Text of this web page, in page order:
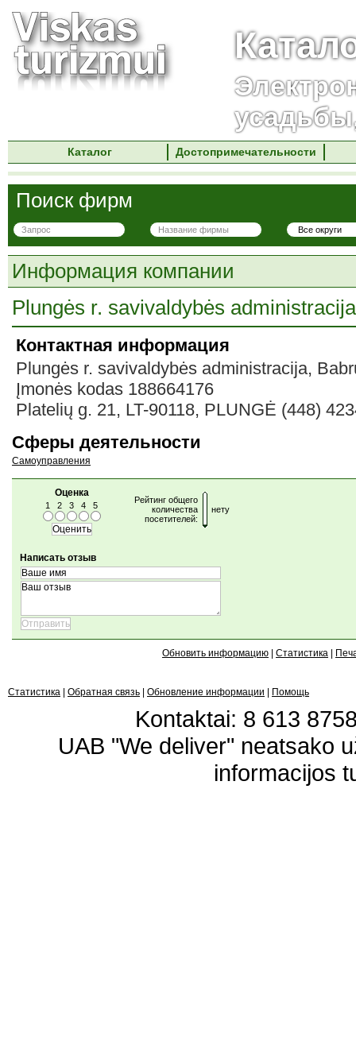
Каталог Достопримечательности
Поиск фирм
Информация компании
Plungės r. savivaldybės
Контактная информация
Plungės r. savivaldybės administracija,
Įmonės kodas 188664176
Platelių g. 21, LT-90118, PLUNGĖ (448)
Сферы деятельности
Самоуправления
Оценка
1 2 3 4 5
Рейтинг общего
количества
посетителей:
нету
Написать отзыв
Обновить информацию Статистика
Статистика Обратная связь Обновление информации Помощь
Kontaktai: 8 613
UAB "We deliver" neatsako
informacijos